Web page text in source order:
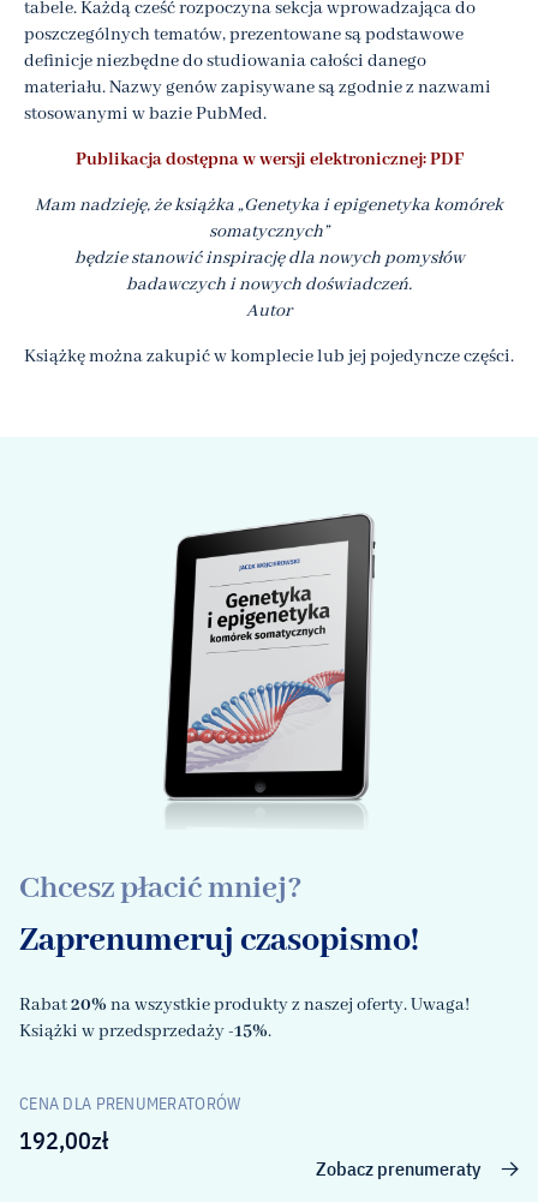
tabele. Każdą cześć rozpoczyna sekcja wprowadzająca do
poszczególnych tematów, prezentowane są podstawowe
definicje niezbędne do studiowania całości danego
materiału. Nazwy genów zapisywane są zgodnie z nazwami
stosowanymi w bazie PubMed.
Publikacja dostępna w wersji elektronicznej: PDF
Mam nadzieję, że książka „Genetyka i epigenetyka komórek
somatycznych”
będzie stanowić inspirację dla nowych pomysłów
badawczych i nowych doświadczeń.
Autor
Książkę można zakupić w komplecie lub jej pojedyncze części.
Chcesz płacić mniej?
Zaprenumeruj czasopismo!
Rabat20% na wszystkie produkty z naszej oferty. Uwaga!
Książki w przedsprzedaży-15%.
CENA DLA PRENUMERATORÓW
192,00zł
Zobacz prenumeraty